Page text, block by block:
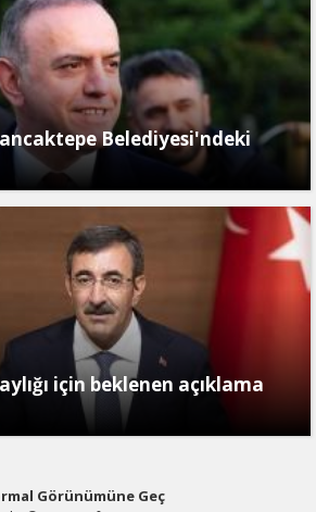
Belediyesi'ndeki
için beklenen açıklama
Görünümüne Geç